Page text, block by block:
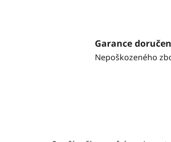
Garance
Nepoškozeného